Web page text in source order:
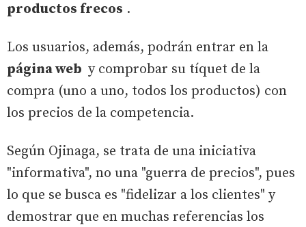
productos frecos .
Los usuarios, además, podrán entrar en la
página web y comprobar su tíquet de la
compra (uno a uno, todos los productos) con
los precios de la competencia.
Según Ojinaga, se trata de una iniciativa
"informativa", no una "guerra de precios", pues
lo que se busca es "fidelizar a los clientes" y
demostrar que en muchas referencias los